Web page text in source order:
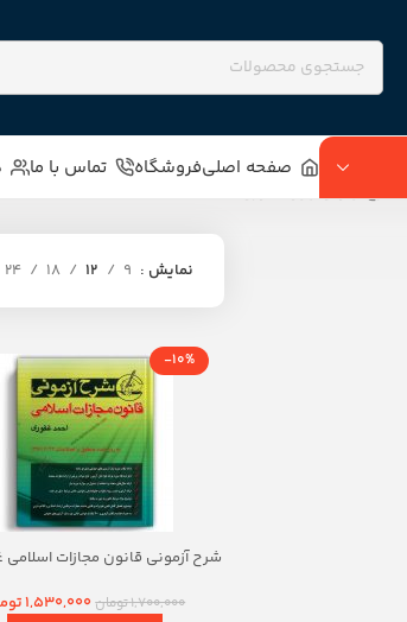
صفحه اصلیفروشگاه تماس با ما
آزمونی جزای غفوری”
نمایش 9
12
18
24
-10%
شرح آزمونی قانون مجازات
1,700,000تومان1,530,000